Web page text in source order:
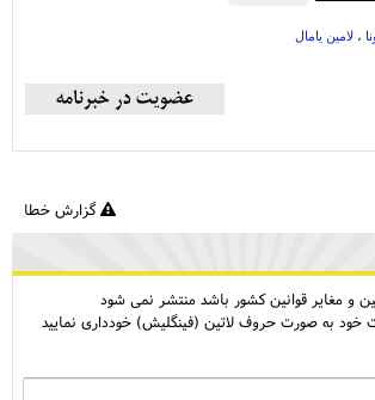
، لامین یامال
گزارش خطا
و مغایر قوانین کشور باشد منتشر نمی شود
خود به صورت حروف لاتین (فینگلیش) خودداری نمایید